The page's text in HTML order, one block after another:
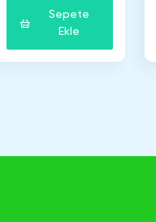
Sepete
Ekle